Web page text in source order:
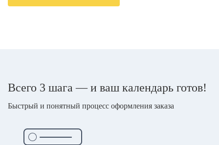
Всего 3 шага — и ваш календарь готов!
Быстрый и понятный процесс оформления заказа